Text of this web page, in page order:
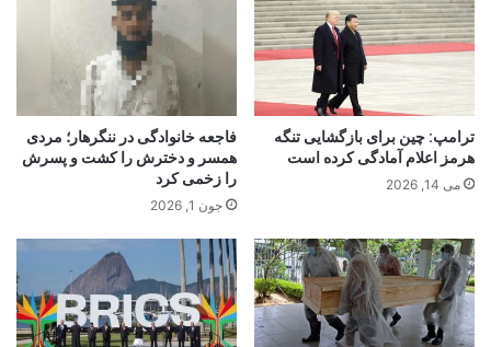
ترامپ: چین برای بازگشایی تنگه
هرمز اعلام آمادگی کرده است
می 14, 2026
فاجعه خانوادگی در ننگرهار؛ مردی
همسر و دخترش را کشت و پسرش
را زخمی کرد
جون 1, 2026